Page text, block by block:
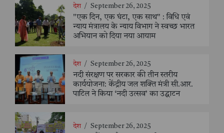
देश / September 26, 2025
"एक दिन, एक घंटा, एक साथ" : विधि एवं
न्याय मंत्रालय के न्याय विभाग ने स्वच्छ भारत
अभियान को दिया नया आयाम
देश / September 26, 2025
नदी संरक्षण पर सरकार की तीन स्तरीय
कार्ययोजना: केंद्रीय जल शक्ति मंत्री सी.आर.
पाटिल ने किया ‘नदी उत्सव’ का उद्घाटन
देश / September 26, 2025